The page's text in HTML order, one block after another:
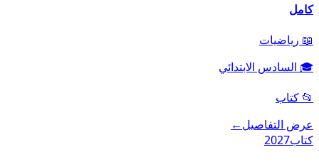
كامل
📖 رياضيات
🎓 السادس الابتدائي
📂 كتاب
عرض التفاصيل←
كتاب2027